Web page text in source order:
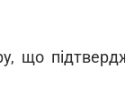
що